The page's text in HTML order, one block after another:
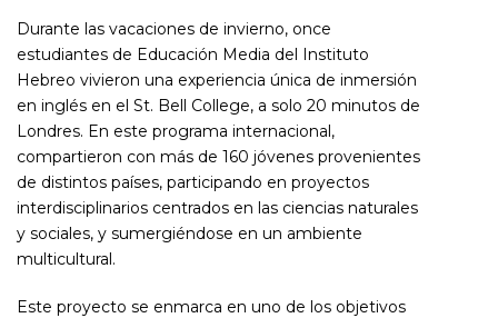
Durante las vacaciones de invierno, once
estudiantes de Educación Media del Instituto
Hebreo vivieron una experiencia única de inmersión
en inglés en el St. Bell College, a solo 20 minutos de
Londres. En este programa internacional,
compartieron con más de 160 jóvenes provenientes
de distintos países, participando en proyectos
interdisciplinarios centrados en las ciencias naturales
y sociales, y sumergiéndose en un ambiente
multicultural.
Este proyecto se enmarca en uno de los objetivos